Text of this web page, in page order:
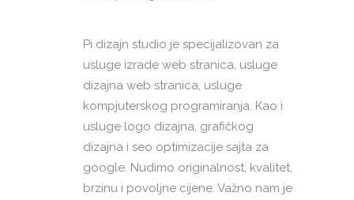
Pi dizajn studio je specijalizovan za
usluge izrade web stranica, usluge
dizajna web stranica, usluge
kompjuterskog programiranja. Kao i
usluge logo dizajna, grafičkog
dizajna i seo optimizacije sajta za
google. Nudimo originalnost, kvalitet,
brzinu i povoljne cijene. Važno nam je